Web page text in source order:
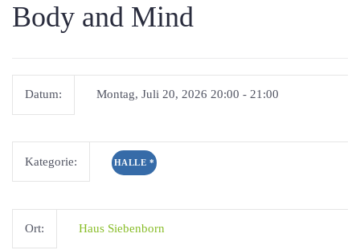
Body and Mind
Datum: Montag, Juli 20, 2026 20:00 - 21:00
Kategorie: HALLE *
Ort: Haus Siebenborn